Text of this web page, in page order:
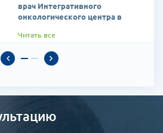
врач Интегративного
онкологического центра в
Специализация:
(Лайпек - лапароскопическая
ультразвуковая абляция),
инъекция SB
Читать все